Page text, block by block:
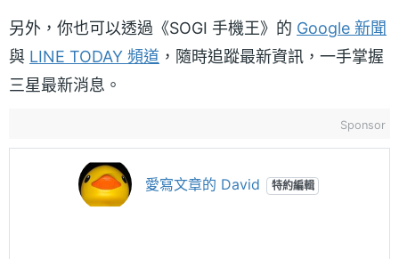
另外，你也可以透過《SOGI 手機王》的 Google 新聞
與 LINE TODAY 頻道 ，隨時追蹤最新資訊，一手掌握
三星最新消息。
Sponsor
愛寫文章的 David 特約編輯